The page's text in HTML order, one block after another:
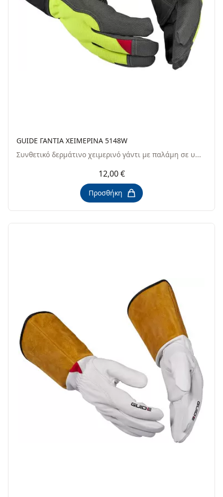
GUIDE ΓΑΝΤΙΑ XEIMEPINA 5148W
Συνθετικό δερμάτινο χειμερινό γάντι με παλάμη σε υ...
12,00 €
Προσθήκη